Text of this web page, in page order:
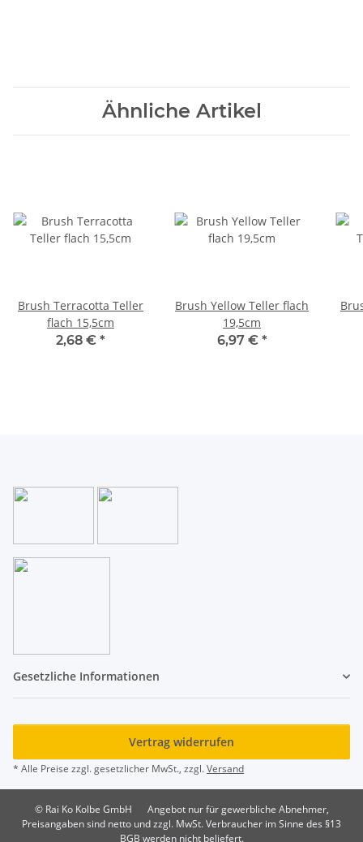
Ähnliche Artikel
Brush Terracotta Teller
flach 15,5cm
2,68 € *
Brush Yellow Teller flach
19,5cm
6,97 € *
Gesetzliche Informationen
Vertrag widerrufen
* Alle Preise zzgl. gesetzlicher MwSt., zzgl.Versand
© Rai Ko Kolbe GmbH
Angebot nur für gewerbliche Abnehmer,
Preisangaben sind netto und zzgl. MwSt. Verbraucher im Sinne des §13
BGB werden nicht beliefert.